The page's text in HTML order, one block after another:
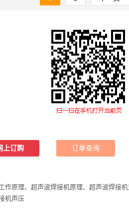
上订购 订单查询
作原理、超声波焊接机原理、超声波焊接
机声压